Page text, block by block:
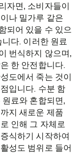
자면, 소비자들이
나 밀가루 같은
되어 있을 수 있으
다. 이러한 원료
번식하지 않으며,
한 안전합니다.
도에서 죽는 것이
입니다. 수분 함
료와 혼합되면,
지 새로운 제품
인해 그 자체로
식하기 시작하여
성도 범위로 들어